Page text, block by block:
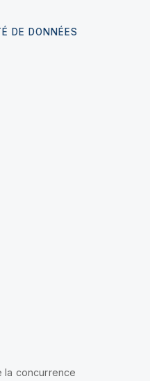
DE DONNÉES
la concurrence